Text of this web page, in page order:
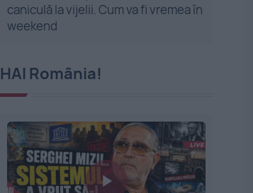
caniculă la vijelii. Cum va fi vremea în
weekend
HAI România!